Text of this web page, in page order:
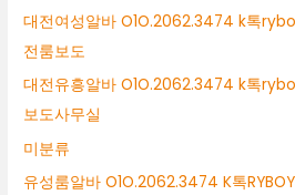
대전여성알바 O1O.2062.3474 k톡
전룸보도
대전유흥알바 O1O.2062.3474 k톡
보도사무실
미분류
유성룸알바 O1O.2062.3474 K톡